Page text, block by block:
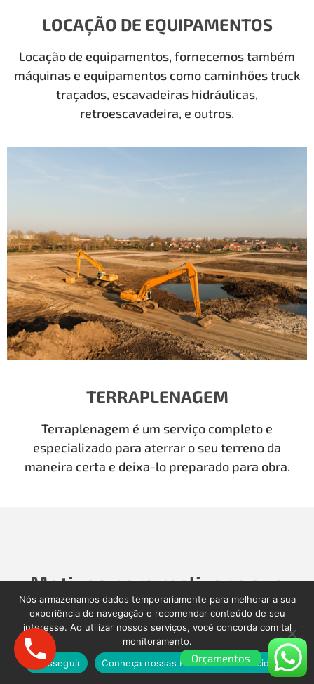
LOCAÇÃO DE EQUIPAMENTOS
Locação de equipamentos, fornecemos também
máquinas e equipamentos como caminhões truck
traçados, escavadeiras hidráulicas,
retroescavadeira, e outros.
TERRAPLENAGEM
Terraplenagem é um serviço completo e
especializado para aterrar o seu terreno da
maneira certa e deixa-lo preparado para obra.
Motivos para realizar a sua
Demolição com a Demolidora
como Antigamente
Para realizar a sua Demolição, Limpeza Pós-Obra,
Orçamentos
Nós armazenamos dados temporariamente para melhorar a sua
experiência de navegação e recomendar conteúdo de seu
interesse. Ao utilizar nossos serviços, você concorda com tal
monitoramento.
Prosseguir
Conheça nossas Políticas de Privacidade.